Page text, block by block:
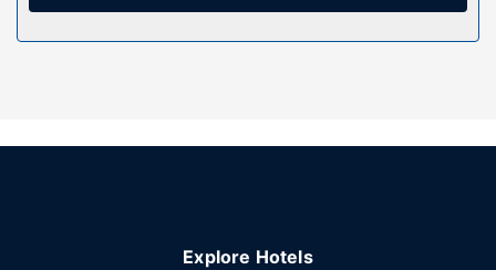
massage. Här har du tillgång till bland annat utomhuspool
Avgiftsfri parkering erbjuds på plats.
Explore Hotels